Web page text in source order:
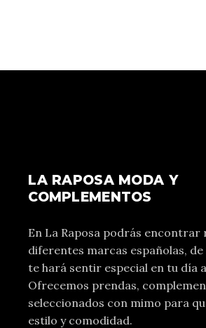
LA RAPOSA MODA Y
COMPLEMENTOS
En La Raposa podrás encontrar
diferentes marcas españolas, de
te hará sentir especial en tu día
Ofrecemos prendas,
seleccionados con mimo para
estilo y comodidad.